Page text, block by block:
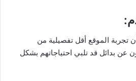
:
الموقع أقل تفصيلية من
عن بدائل قد تلبي احتياجاتهم بشكل